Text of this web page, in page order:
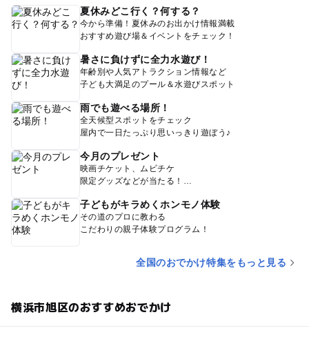
夏休みどこ行く？何する？
今から準備！夏休みのお出かけ情報満載
おすすめ遊び場＆イベントをチェック！
暑さに負けずに全力水遊び！
年齢別や人気アトラクション情報など
子ども大満足のプール＆水遊びスポット
雨でも遊べる場所！
全天候型スポットをチェック
屋内で一日たっぷり思いっきり遊ぼう♪
今月のプレゼント
映画チケット、ムビチケ
限定グッズなどが当たる！
子どもがキラめくホンモノ体験
その道のプロに教わる
こだわりの親子体験プログラム！
全国のおでかけ特集をもっと見る
横浜市旭区のおすすめおでかけ